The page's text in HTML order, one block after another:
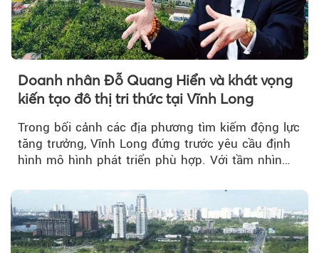
Doanh nhân Đỗ Quang Hiển và khát vọng
kiến tạo đô thị tri thức tại Vĩnh Long
Trong bối cảnh các địa phương tìm kiếm động lực
tăng trưởng, Vĩnh Long đứng trước yêu cầu định
hình mô hình phát triển phù hợp. Với tầm nhìn